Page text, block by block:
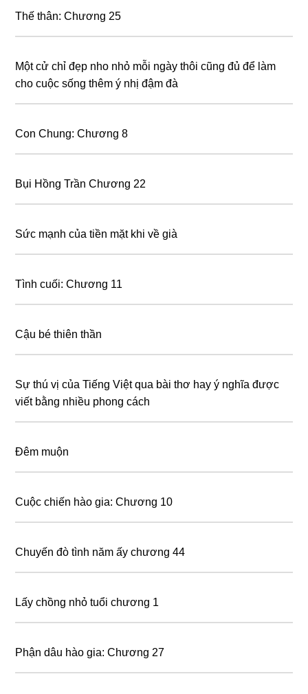
Thế thân: Chương 25
Một cử chỉ đẹp nho nhỏ mỗi ngày thôi cũng đủ để làm
cho cuộc sống thêm ý nhị đậm đà
Con Chung: Chương 8
Bụi Hồng Trần Chương 22
Sức mạnh của tiền mặt khi về già
Tình cuối: Chương 11
Cậu bé thiên thần
Sự thú vị của Tiếng Việt qua bài thơ hay ý nghĩa được
viết bằng nhiều phong cách
Đêm muộn
Cuộc chiến hào gia: Chương 10
Chuyến đò tình năm ấy chương 44
Lấy chồng nhỏ tuổi chương 1
Phận dâu hào gia: Chương 27